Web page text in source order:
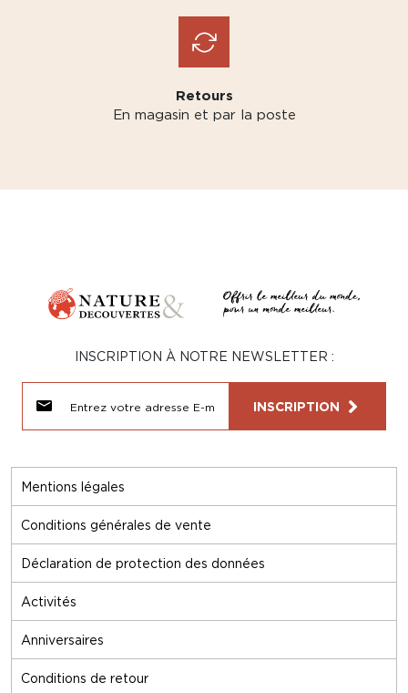
Retours
En magasin et par la poste
Mentions légales
Conditions générales de vente
Déclaration de protection des données
Activités
Anniversaires
Conditions de retour
INSCRIPTION À NOTRE NEWSLETTER :
INSCRIPTION